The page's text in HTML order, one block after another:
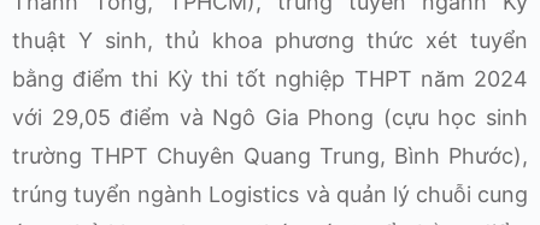
thuật Y sinh, thủ khoa phương thức xét tuyển
bằng điểm thi Kỳ thi tốt nghiệp THPT năm 2024
với 29,05 điểm và Ngô Gia Phong (cựu học sinh
trường THPT Chuyên Quang Trung, Bình Phước),
trúng tuyển ngành Logistics và quản lý chuỗi cung